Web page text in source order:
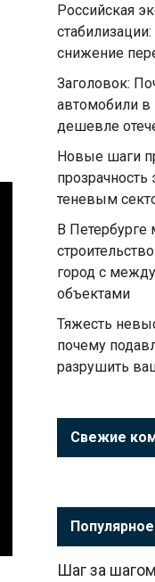
Российская
снижение
Заголовок:
автомобили в
дешевле
Новые шаги
теневым
В Петербурге
город с
объектами
Тяжесть
почему
разрушить
Свежие
Шаг за